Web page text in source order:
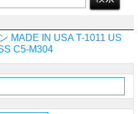
MADE IN USA T-1011 US
C5-M304